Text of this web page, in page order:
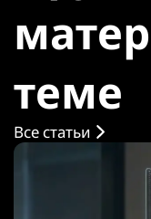
теме
Все статьи